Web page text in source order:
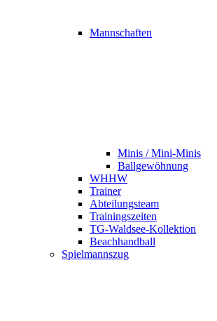
Mannschaften
Minis / Mini-Minis
Ballgewöhnung
WHHW
Trainer
Abteilungsteam
Trainingszeiten
TG-Waldsee-Kollektion
Beachhandball
Spielmannszug